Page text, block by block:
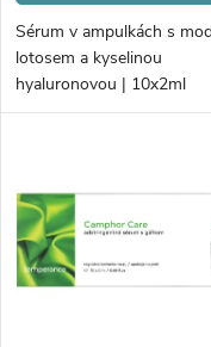
d
u
t
ů
d
u
k
t
ů
Sérum v ampulkách s
lotosem a kyselinou
hyaluronovou | 10x2ml